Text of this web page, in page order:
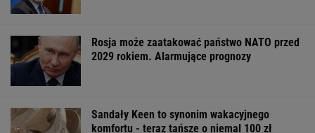
Rosja może zaatakować państwo NATO przed
2029 rokiem. Alarmujące prognozy
Sandały Keen to synonim wakacyjnego
komfortu - teraz tańsze o niemal 100 zł